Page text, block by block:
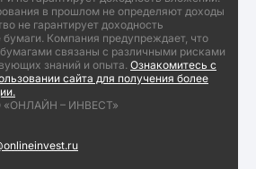
в прошлом не определяют доходы
не гарантирует доходность
Компания предупреждает, что
связаны с различными рисками
знаний и опыта. Ознакомитесь с
сайта для получения более
«ОНЛАЙН – ИНВЕСТ»